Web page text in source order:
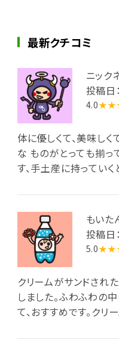
最新クチコミ
ニック
投稿日
4.0
体に優しくて、美味し
な ものがとっても揃っ
す、手土産に持ってい
もいた
投稿日
5.0
クリームがサンドされ
しました。ふわふわの
て、おすすめです。ク